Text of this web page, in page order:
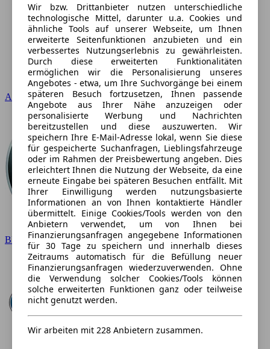
Audi
BMW
Wir bzw. Drittanbieter nutzen unterschiedliche
technologische Mittel, darunter u.a. Cookies und
ähnliche Tools auf unserer Webseite, um Ihnen
erweiterte Seitenfunktionen anzubieten und ein
verbessertes Nutzungserlebnis zu gewährleisten.
Durch diese erweiterten Funktionalitäten
ermöglichen wir die Personalisierung unseres
Angebotes - etwa, um Ihre Suchvorgänge bei einem
späteren Besuch fortzusetzen, Ihnen passende
Angebote aus Ihrer Nähe anzuzeigen oder
personalisierte Werbung und Nachrichten
bereitzustellen und diese auszuwerten. Wir
speichern Ihre E-Mail-Adresse lokal, wenn Sie diese
für gespeicherte Suchanfragen, Lieblingsfahrzeuge
oder im Rahmen der Preisbewertung angeben. Dies
erleichtert Ihnen die Nutzung der Webseite, da eine
erneute Eingabe bei späteren Besuchen entfällt. Mit
Ihrer Einwilligung werden nutzungsbasierte
Informationen an von Ihnen kontaktierte Händler
übermittelt. Einige Cookies/Tools werden von den
Anbietern verwendet, um von Ihnen bei
Finanzierungsanfragen angegebene Informationen
für 30 Tage zu speichern und innerhalb dieses
Zeitraums automatisch für die Befüllung neuer
Finanzierungsanfragen wiederzuverwenden. Ohne
die Verwendung solcher Cookies/Tools können
solche erweiterten Funktionen ganz oder teilweise
nicht genutzt werden.
Wir arbeiten mit 228 Anbietern zusammen.